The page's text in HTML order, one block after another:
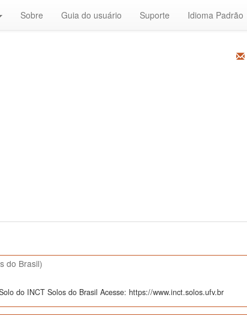
Sobre Guia do usuário Suporte Idioma Padrão
do Brasil)
do INCT Solos do Brasil Acesse: https://www.inct.solos.ufv.br